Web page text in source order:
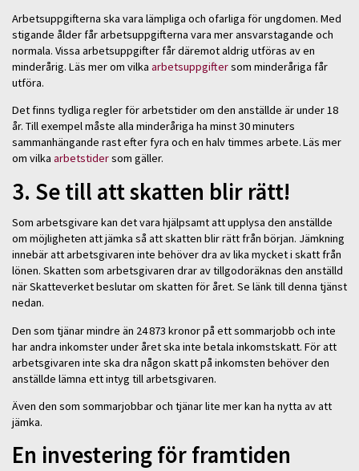
Arbetsuppgifterna ska vara lämpliga och ofarliga för ungdomen. Med
stigande ålder får arbetsuppgifterna vara mer ansvarstagande och
normala. Vissa arbetsuppgifter får däremot aldrig utföras av en
minderårig. Läs mer om vilka arbetsuppgiftersom minderåriga får
utföra.
Det finns tydliga regler för arbetstider om den anställde är under 18
år. Till exempel måste alla minderåriga ha minst 30 minuters
sammanhängande rast efter fyra och en halv timmes arbete. Läs mer
om vilka arbetstidersom gäller.
3. Se till att skatten blir rätt!
Som arbetsgivare kan det vara hjälpsamt att upplysa den anställde
om möjligheten att jämka så att skatten blir rätt från början. Jämkning
innebär att arbetsgivaren inte behöver dra av lika mycket i skatt från
lönen. Skatten som arbetsgivaren drar av tillgodoräknas den anställd
när Skatteverket beslutar om skatten för året. Se länk till denna tjänst
nedan.
Den som tjänar mindre än 24 873 kronor på ett sommarjobb och inte
har andra inkomster under året ska inte betala inkomstskatt. För att
arbetsgivaren inte ska dra någon skatt på inkomsten behöver den
anställde lämna ett intyg till arbetsgivaren.
Även den som sommarjobbar och tjänar lite mer kan ha nytta av att
jämka.
En investering för framtiden